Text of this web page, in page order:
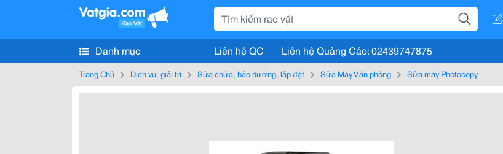
Danh mục Liên hệ QC Liên hệ Quảng Cáo: 02439747875
Trang Chủ Dịch vụ, giải trí Sửa chữa, bảo dưỡng, lắp đặt Sửa Máy Văn phòng Sửa máy Photocopy